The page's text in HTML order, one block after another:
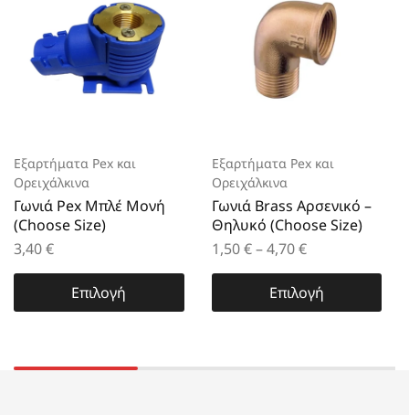
Εξαρτήματα Pex και
Ορειχάλκινα
Γωνιά Pex Μπλέ Μονή
(Choose Size)
3,40€
Επιλογή
Εξαρτήματα Pex και
Ορειχάλκινα
Γωνιά Brass Αρσενικό –
Θηλυκό (Choose Size)
1,50€ – 4,70€
Επιλογή